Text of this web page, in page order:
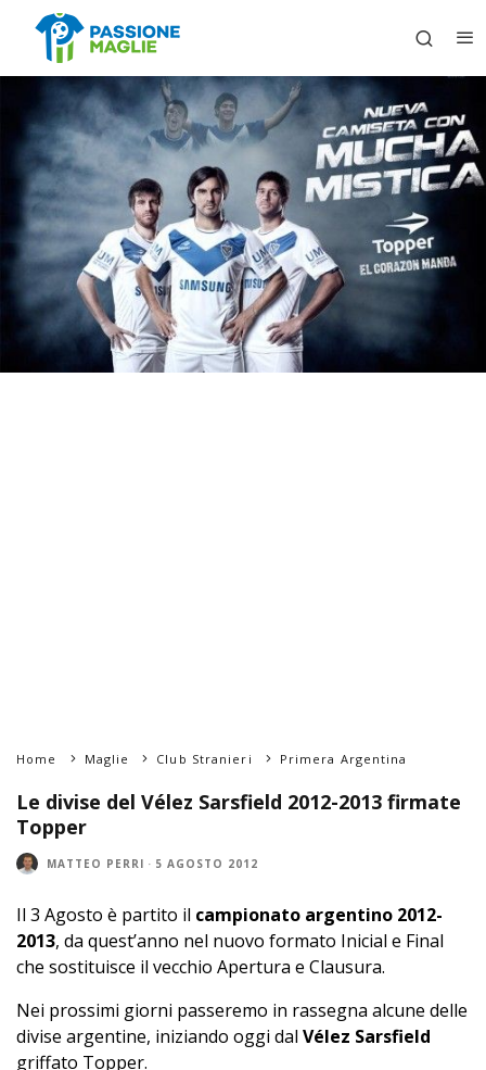
Home Maglie Club Stranieri Primera Argentina
Le divise del Vélez Sarsfield 2012-2013 firmate
Topper
MATTEO PERRI · 5 AGOSTO 2012
Il 3 Agosto è partito il campionato argentino 2012-
2013, da quest’anno nel nuovo formato Inicial e Final
che sostituisce il vecchio Apertura e Clausura.
Nei prossimi giorni passeremo in rassegna alcune delle
divise argentine, iniziando oggi dal Vélez Sarsfield
griffato Topper.